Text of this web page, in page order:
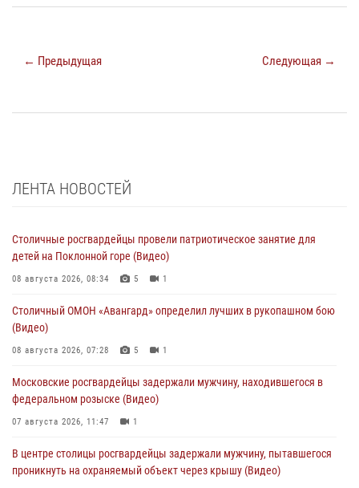
← Предыдущая Следующая →
ЛЕНТА НОВОСТЕЙ
Столичные росгвардейцы провели патриотическое занятие для
детей на Поклонной горе (Видео)
08 августа 2026, 08:34 5 1
Столичный ОМОН «Авангард» определил лучших в рукопашном бою
(Видео)
08 августа 2026, 07:28 5 1
Московские росгвардейцы задержали мужчину, находившегося в
федеральном розыске (Видео)
07 августа 2026, 11:47 1
В центре столицы росгвардейцы задержали мужчину, пытавшегося
проникнуть на охраняемый объект через крышу (Видео)